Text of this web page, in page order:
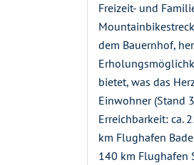
Freizeit- und
dem Bauernhof,
bietet, was das
Einwohner (Stand
Erreichbarkeit: ca.
km Flughafen
140 km Flughafen